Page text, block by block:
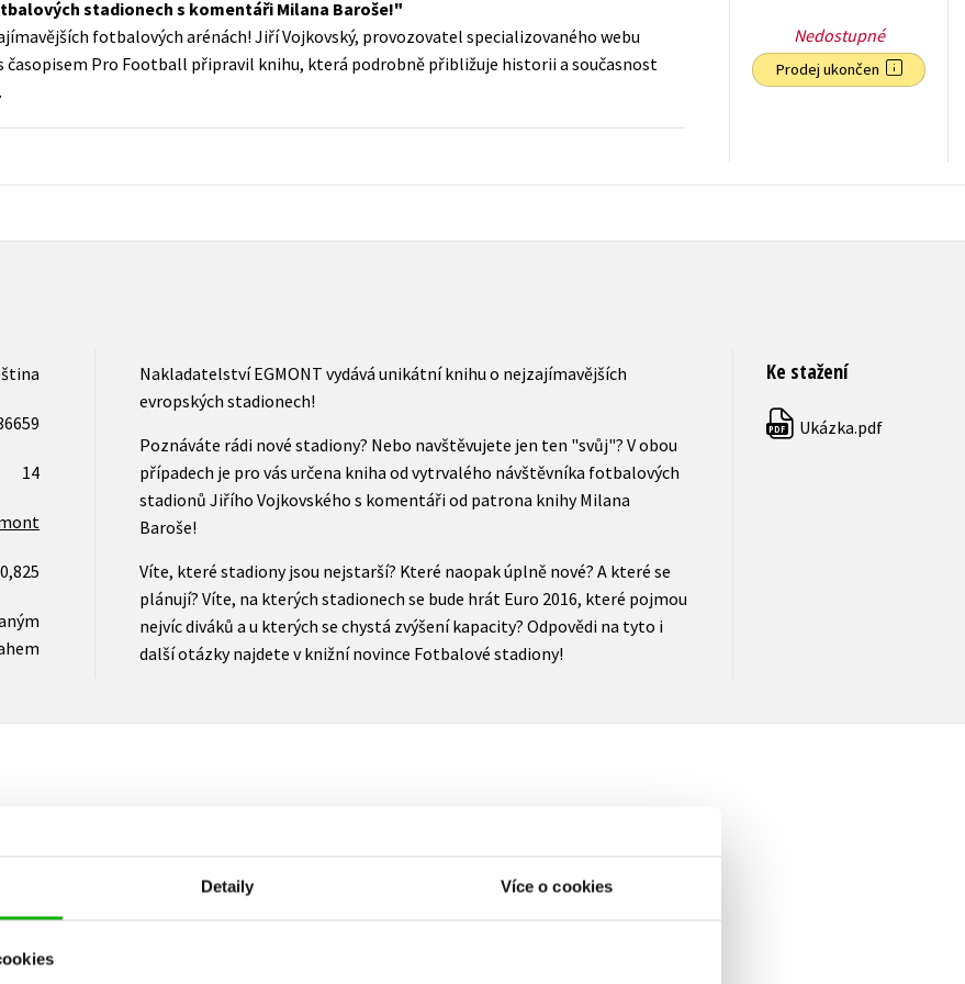
Detaily Více o cookies
Populárně - naučná pro dospělé
Populárně - naučné pro děti
Příroda a zahrada
Young adult (SK)
Zahraniční literatura
stadionech s komentáři Milana Baroše!
fotbalových arénách! Jiří Vojkovský, provozovatel specializovaného webu
časopisem Pro Football připravil knihu, která podrobně přibližuje historii a současnost
Nedostupné
Prodej ukončen
14
0,825
Nakladatelství EGMONT vydává unikátní knihu o nejzajímavějších
evropských stadionech!
Poznáváte rádi nové stadiony? Nebo navštěvujete jen ten "svůj"? V obou
případech je pro vás určena kniha od vytrvalého návštěvníka fotbalových
stadionů Jiřího Vojkovského s komentáři od patrona knihy Milana
Baroše!
Víte, které stadiony jsou nejstarší? Které naopak úplně nové? A které se
plánují? Víte, na kterých stadionech se bude hrát Euro 2016, které pojmou
nejvíc diváků a u kterých se chystá zvýšení kapacity? Odpovědi na tyto i
další otázky najdete v knižní novince Fotbalové stadiony!
Ke stažení
PDF Ukázka.pdf
Uživatelskou recenzi mohou vkládat pouze registrovaní uživatelé